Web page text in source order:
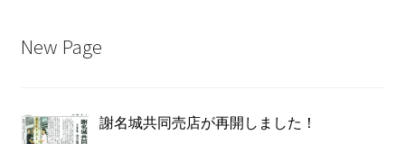
New Page
謝名城共同売店が再開しました！